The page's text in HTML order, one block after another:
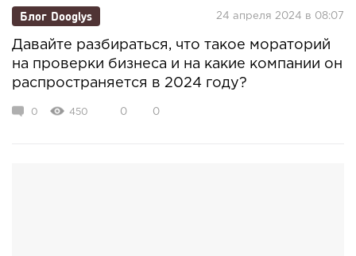
Блог Dooglys 24 апреля 2024 в 08:07
Давайте разбираться, что такое мораторий
на проверки бизнеса и на какие компании он
распространяется в 2024 году?
0 450 0 0